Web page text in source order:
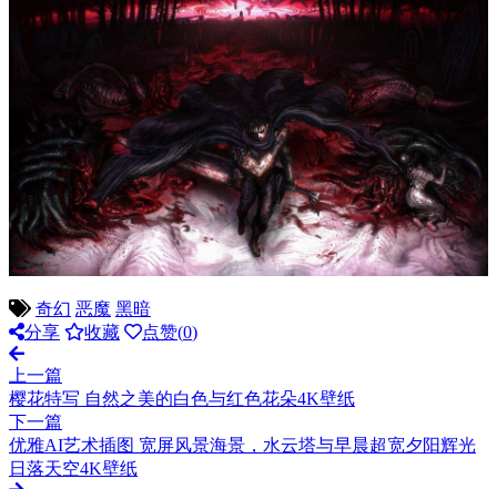
奇幻 恶魔 黑暗
分享
收藏 点赞(0)
上一篇
樱花特写 自然之美的白色与红色花朵4K壁纸
下一篇
优雅AI艺术插图 宽屏风景海景，水云塔与早晨超宽夕阳辉光
日落天空4K壁纸